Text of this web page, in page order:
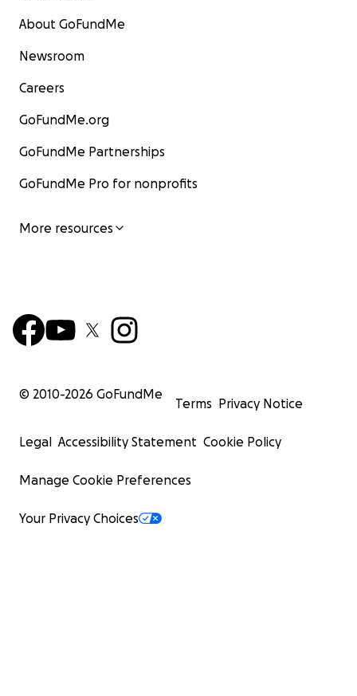
About GoFundMe
Newsroom
Careers
GoFundMe.org
GoFundMe Partnerships
GoFundMe Pro for nonprofits
More resources
© 2010-2026 GoFundMe
Terms Privacy Notice
Legal Accessibility Statement Cookie Policy
Manage Cookie Preferences
Your Privacy Choices